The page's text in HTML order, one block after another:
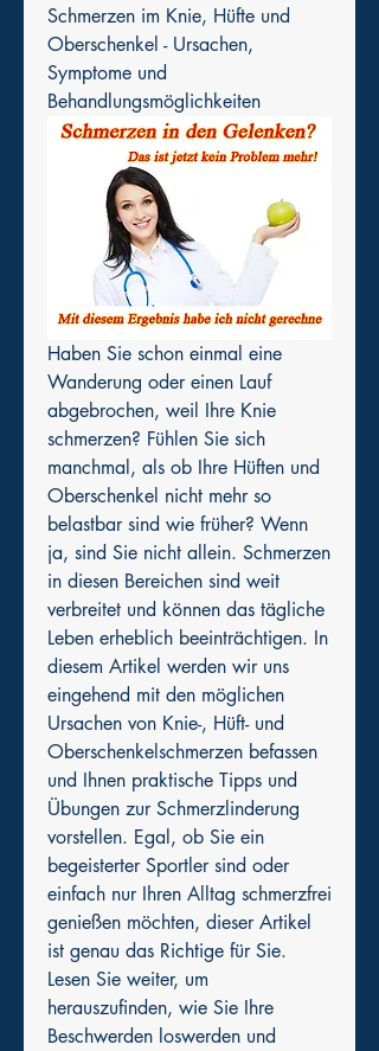
Schmerzen im Knie, Hüfte und
Oberschenkel - Ursachen,
Symptome und
Behandlungsmöglichkeiten
Haben Sie schon einmal eine
Wanderung oder einen Lauf
abgebrochen, weil Ihre Knie
schmerzen? Fühlen Sie sich
manchmal, als ob Ihre Hüften und
Oberschenkel nicht mehr so
belastbar sind wie früher? Wenn
ja, sind Sie nicht allein. Schmerzen
in diesen Bereichen sind weit
verbreitet und können das tägliche
Leben erheblich beeinträchtigen. In
diesem Artikel werden wir uns
eingehend mit den möglichen
Ursachen von Knie-, Hüft- und
Oberschenkelschmerzen befassen
und Ihnen praktische Tipps und
Übungen zur Schmerzlinderung
vorstellen. Egal, ob Sie ein
begeisterter Sportler sind oder
einfach nur Ihren Alltag schmerzfrei
genießen möchten, dieser Artikel
ist genau das Richtige für Sie.
Lesen Sie weiter, um
herauszufinden, wie Sie Ihre
Beschwerden loswerden und